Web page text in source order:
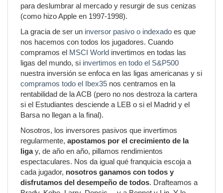
para deslumbrar al mercado y resurgir de sus cenizas
(como hizo Apple en 1997-1998).
La gracia de ser un inversor pasivo o indexado es que
nos hacemos con todos los jugadores. Cuando
compramos el MSCI World invertimos en todas las
ligas del mundo, si invertimos en todo el S&P500
nuestra inversión se enfoca en las ligas americanas y si
compramos todo el Ibex35 nos centramos en la
rentabilidad de la ACB (pero no nos destroza la cartera
si el Estudiantes desciende a LEB o si el Madrid y el
Barsa no llegan a la final).
Nosotros, los inversores pasivos que invertimos
regularmente, apostamos por el crecimiento de la
ligay, de año en año, pillamos rendimientos
espectaculares. Nos da igual qué franquicia escoja a
cada jugador, nosotros ganamos con todos y
disfrutamos del desempeño de todos. Drafteamos a